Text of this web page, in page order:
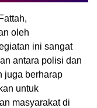
oleh
ini sangat
antara polisi dan
juga berharap
untuk
masyarakat di